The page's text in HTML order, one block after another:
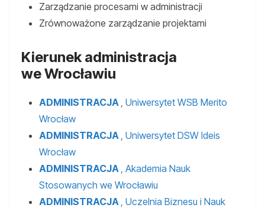
Zarządzanie procesami w administracji
Zrównoważone zarządzanie projektami
Kierunek administracja
we Wrocławiu
ADMINISTRACJA , Uniwersytet WSB Merito
Wrocław
ADMINISTRACJA , Uniwersytet DSW Ideis
Wrocław
ADMINISTRACJA , Akademia Nauk
Stosowanych we Wrocławiu
ADMINISTRACJA , Uczelnia Biznesu i Nauk